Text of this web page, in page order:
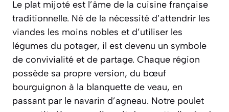
Le plat mijoté est l’âme de la cuisine française
traditionnelle. Né de la nécessité d’attendrir les
viandes les moins nobles et d’utiliser les
légumes du potager, il est devenu un symbole
de convivialité et de partage. Chaque région
possède sa propre version, du bœuf
bourguignon à la blanquette de veau, en
passant par le navarin d’agneau. Notre poulet